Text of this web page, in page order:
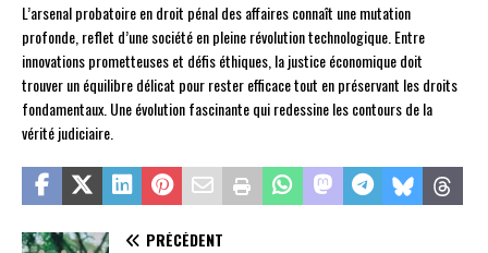
L’arsenal probatoire en droit pénal des affaires connaît une mutation
profonde, reflet d’une société en pleine révolution technologique. Entre
innovations prometteuses et défis éthiques, la justice économique doit
trouver un équilibre délicat pour rester efficace tout en préservant les droits
fondamentaux. Une évolution fascinante qui redessine les contours de la
vérité judiciaire.
PRÉCÉDENT